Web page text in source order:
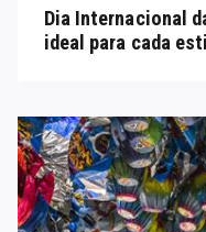
Dia Internacional
ideal para cada